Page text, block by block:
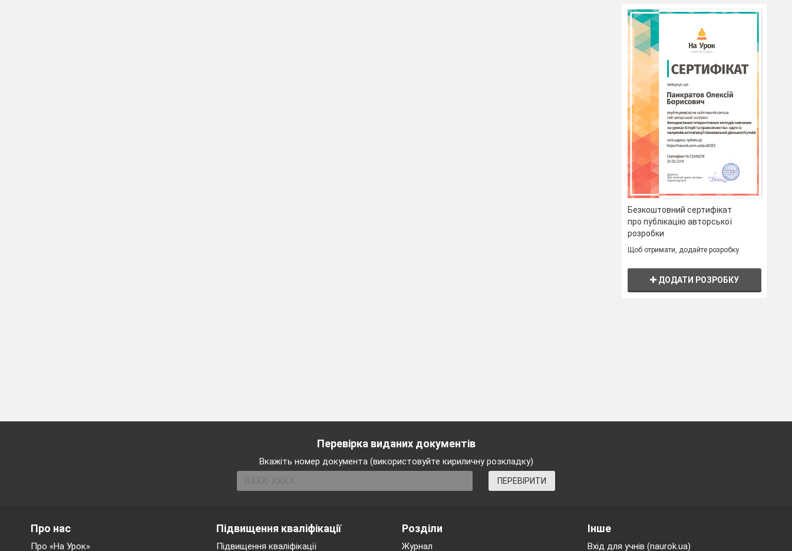
Безкоштовний сертифікат
про публікацію авторської
розробки
Щоб отримати, додайте розробку
ДОДАТИ РОЗРОБКУ
Перевірка виданих документів
Вкажіть номер документа (використовуйте кириличну розкладку)
ПЕРЕВІРИТИ
Підвищення кваліфікації
Підвищення кваліфікації
Розділи
Журнал
Про нас
Про «На Урок»
Інше
Вхід для учнів (naurok.ua)